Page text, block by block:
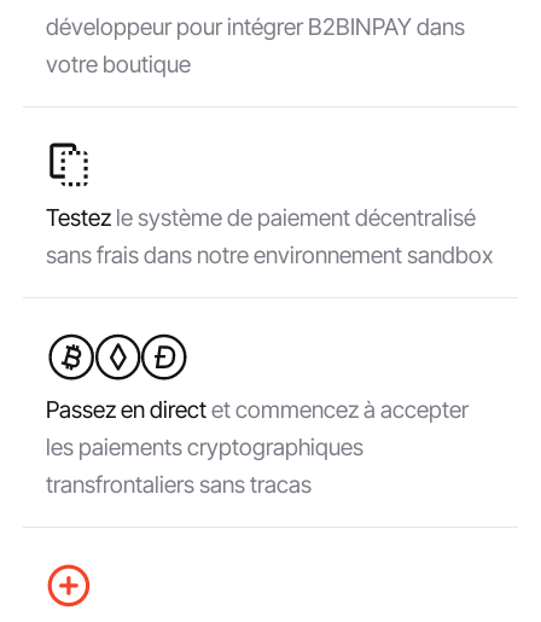
développeur pour intégrer B2BINPAY dans
votre boutique
Testez le système de paiement décentralisé
sans frais dans notre environnement sandbox
Passez en directet commencez à accepter
les paiements cryptographiques
transfrontaliers sans tracas